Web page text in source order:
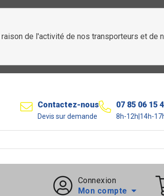
de l'activité de nos transporteurs et de
Contactez-nous
Devis sur demande
07 85 06 15
8h-12h|14h-
Connexion
Mon compte